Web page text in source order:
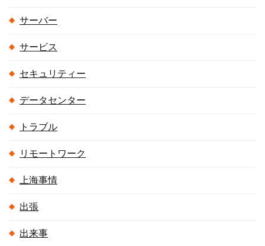
サーバー
サービス
セキュリティー
データセンター
トラブル
リモートワーク
上海事情
出張
出来事